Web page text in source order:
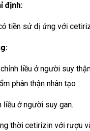
định:
tiền sử dị ứng với
liều ở người suy
phân thận nhân tạo
liều ở người suy gan.
thời cetirizin với rượu